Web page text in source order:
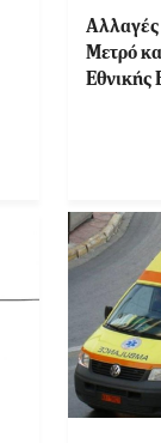
Αλλαγές
Μετρό
Εθνικής